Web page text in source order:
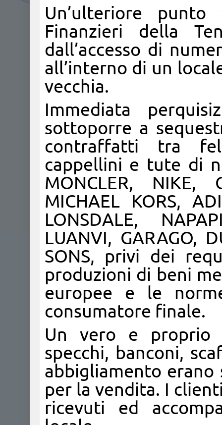
Un’ulteriore
Finanzieri della
dall’accesso di
all’interno di un
vecchia.
Immediata
sottoporre a
contraffatti tra
cappellini e tute di
MONCLER, NIKE,
MICHAEL KORS,
LONSDALE,
LUANVI, GARAGO,
SONS, privi dei
produzioni di beni
europee e le
consumatore finale.
Un vero e proprio
specchi, banconi,
abbigliamento
per la vendita. I
ricevuti ed